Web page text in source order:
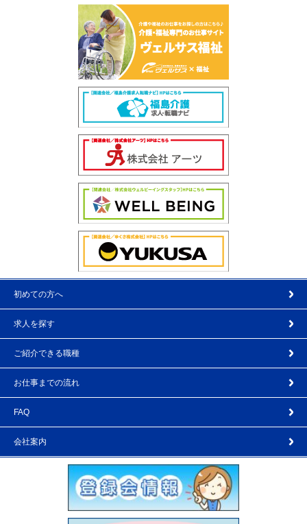
初めての方へ
求人を探す
ご紹介できる職種
お仕事までの流れ
FAQ
会社案内